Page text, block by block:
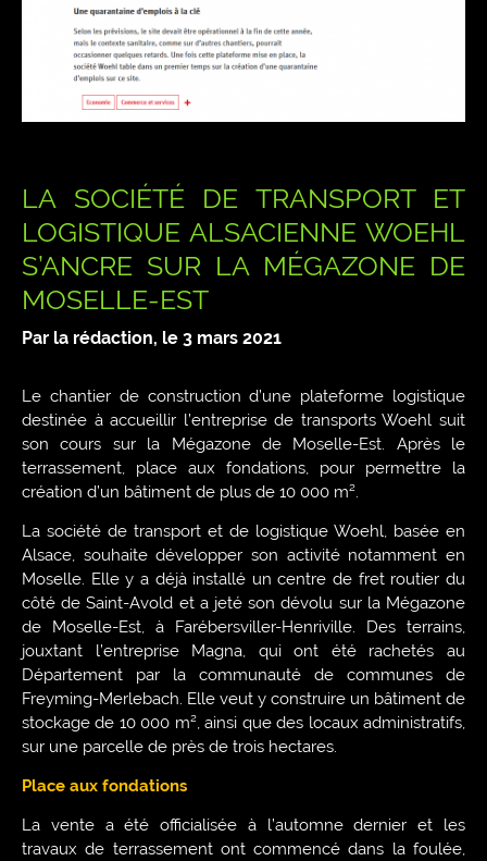
LA SOCIÉTÉ DE TRANSPORT ET
LOGISTIQUE ALSACIENNE WOEHL
S’ANCRE SUR LA MÉGAZONE DE
MOSELLE-EST
Par la rédaction, le 3 mars 2021
Le chantier de construction d’une plateforme logistique
destinée à accueillir l’entreprise de transports Woehl suit
son cours sur la Mégazone de Moselle-Est. Après le
terrassement, place aux fondations, pour permettre la
création d’un bâtiment de plus de 10 000 m².
La société de transport et de logistique Woehl, basée en
Alsace, souhaite développer son activité notamment en
Moselle. Elle y a déjà installé un centre de fret routier du
côté de Saint-Avold et a jeté son dévolu sur la Mégazone
de Moselle-Est, à Farébersviller-Henriville. Des terrains,
jouxtant l’entreprise Magna, qui ont été rachetés au
Département par la communauté de communes de
Freyming-Merlebach. Elle veut y construire un bâtiment de
stockage de 10 000 m², ainsi que des locaux administratifs,
sur une parcelle de près de trois hectares.
Place aux fondations
La vente a été officialisée à l’automne dernier et les
travaux de terrassement ont commencé dans la foulée,